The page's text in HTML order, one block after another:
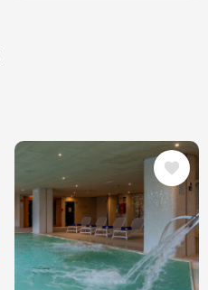
Afbeelding